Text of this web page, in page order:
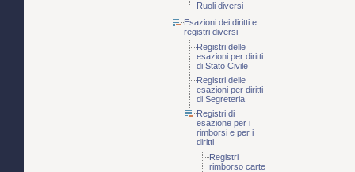
Ruoli diversi
Esazioni dei diritti e
registri diversi
Registri delle
esazioni per diritti
di Stato Civile
Registri delle
esazioni per diritti
di Segreteria
Registri di
esazione per i
rimborsi e per i
diritti
Registri
rimborso carte